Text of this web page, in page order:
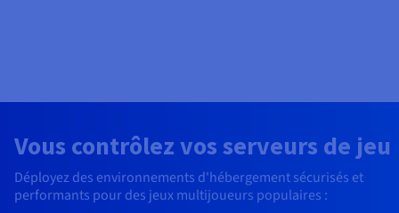
Vous contrôlez vos serveurs de jeu
Déployez des environnements d'hébergement sécurisés et
performants pour des jeux multijoueurs populaires :